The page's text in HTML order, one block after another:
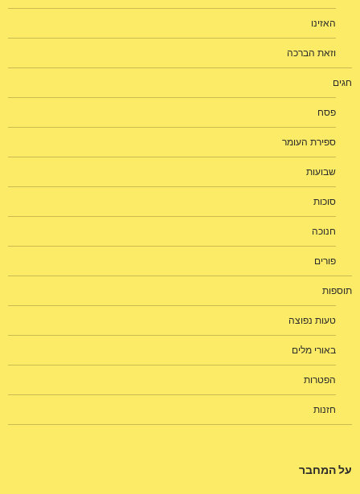
האזינו
וזאת הברכה
חגים
פסח
ספירת העומר
שבועות
סוכות
חנוכה
פורים
תוספות
טעות נפוצה
באורי מלים
הפטרות
חזנות
על המחבר